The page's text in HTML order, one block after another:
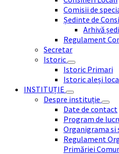
Comisii de
Ședinte de
Arhivă
Regulament
Secretar
Istoric
Istoric Primari
Istoric aleși
INSTITUȚIE
Despre instituție
Date de contact
Program de
Organigrama
Regulament
Primăriei